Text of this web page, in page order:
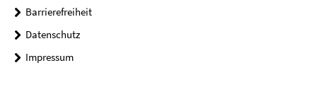
Barrierefreiheit
Datenschutz
Impressum